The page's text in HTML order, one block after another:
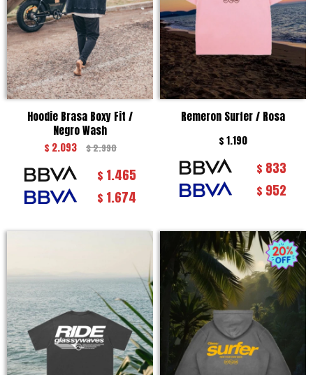
Hoodie Brasa Boxy Fit /
Negro Wash
$ 2.093 $2.990
$ 1.465
$ 1.674
Remeron Surfer / Rosa
$1.190
$ 833
$ 952